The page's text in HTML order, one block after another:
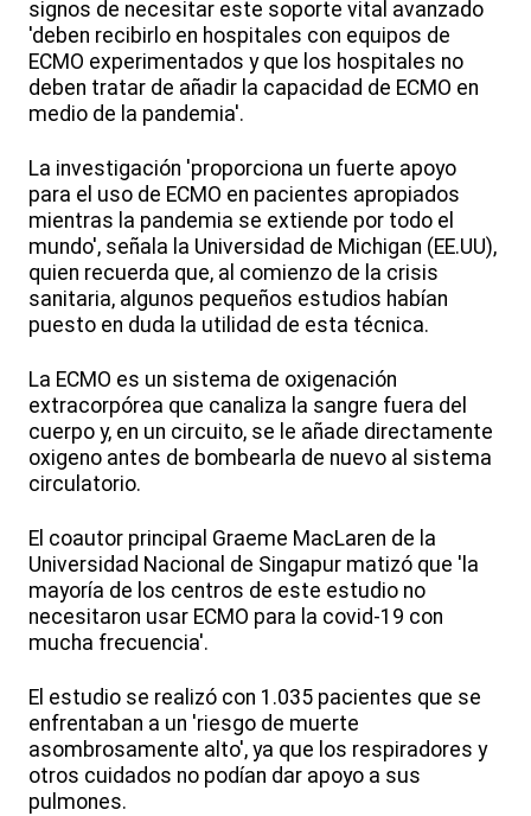
signos de necesitar este soporte vital avanzado
'deben recibirlo en hospitales con equipos de
ECMO experimentados y que los hospitales no
deben tratar de añadir la capacidad de ECMO en
medio de la pandemia'.
La investigación 'proporciona un fuerte apoyo
para el uso de ECMO en pacientes apropiados
mientras la pandemia se extiende por todo el
mundo', señala la Universidad de Michigan (EE.UU),
quien recuerda que, al comienzo de la crisis
sanitaria, algunos pequeños estudios habían
puesto en duda la utilidad de esta técnica.
La ECMO es un sistema de oxigenación
extracorpórea que canaliza la sangre fuera del
cuerpo y, en un circuito, se le añade directamente
oxigeno antes de bombearla de nuevo al sistema
circulatorio.
El coautor principal Graeme MacLaren de la
Universidad Nacional de Singapur matizó que 'la
mayoría de los centros de este estudio no
necesitaron usar ECMO para la covid-19 con
mucha frecuencia'.
El estudio se realizó con 1.035 pacientes que se
enfrentaban a un 'riesgo de muerte
asombrosamente alto', ya que los respiradores y
otros cuidados no podían dar apoyo a sus
pulmones.